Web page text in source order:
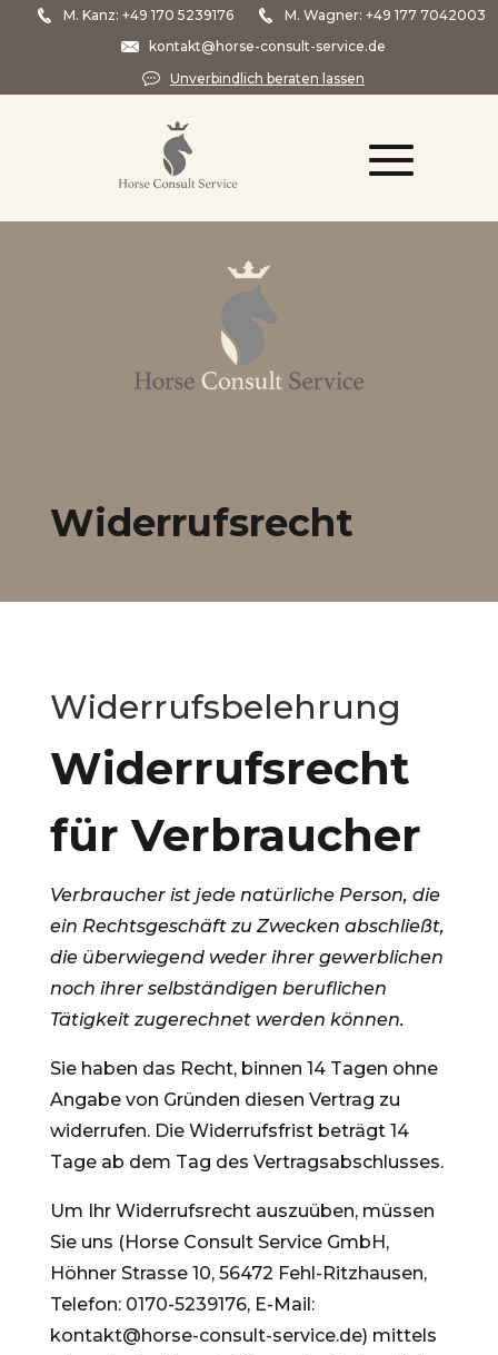
M. Kanz: +49 170 5239176 M. Wagner: +49 177 7042003
kontakt@horse-consult-service.de
Unverbindlich beraten lassen
Widerrufsrecht
Widerrufsbelehrung
Widerrufsrecht
für Verbraucher
Verbraucher ist jede natürliche Person, die
ein Rechtsgeschäft zu Zwecken abschließt,
die überwiegend weder ihrer gewerblichen
noch ihrer selbständigen beruflichen
Tätigkeit zugerechnet werden können.
Sie haben das Recht, binnen 14 Tagen ohne
Angabe von Gründen diesen Vertrag zu
widerrufen. Die Widerrufsfrist beträgt 14
Tage ab dem Tag des Vertragsabschlusses.
Um Ihr Widerrufsrecht auszuüben, müssen
Sie uns (Horse Consult Service GmbH,
Höhner Strasse 10, 56472 Fehl-Ritzhausen,
Telefon: 0170-5239176, E-Mail:
kontakt@horse-consult-service.de) mittels